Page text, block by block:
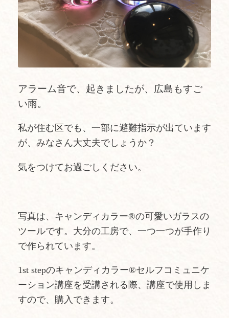
アラーム音で、起きましたが、広島もすご
い雨。
私が住む区でも、一部に避難指示が出ています
が、みなさん大丈夫でしょうか？
気をつけてお過ごしください。
写真は、キャンディカラー®︎の可愛いガラスの
ツールです。大分の工房で、一つ一つが手作り
で作られています。
1st stepのキャンディカラー®︎セルフコミュニケ
ーション講座を受講される際、講座で使用しま
すので、購入できます。